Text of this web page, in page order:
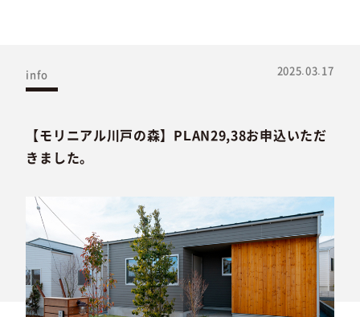
info 2025.03.17
【モリニアル川戸の森】PLAN29,38お申込いただ
きました。